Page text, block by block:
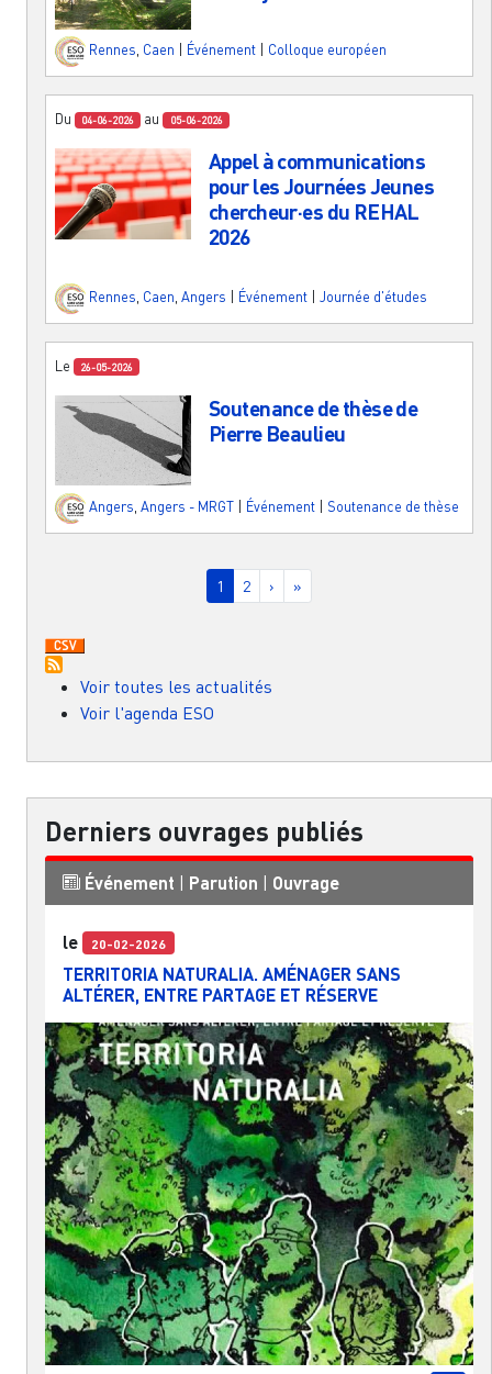
Rennes, Caen Événement Colloque européen
Du 04-06-2026 au 05-06-2026
Appel à communications
pour les Journées Jeunes
chercheur·es du REHAL
2026
Rennes Caen Angers Événement Journée d'études
Le 26-05-2026
Soutenance de thèse de
Pierre Beaulieu
Angers Angers - MRGT Événement Soutenance de thèse
Page courante
1 Page
2 Page suivante
› Dernière page
»
Voir toutes les actualités
Voir l'agenda ESO
Derniers ouvrages publiés
Événement | Parution | Ouvrage
le 20-02-2026
TERRITORIA NATURALIA. AMÉNAGER SANS
ALTÉRER, ENTRE PARTAGE ET RÉSERVE